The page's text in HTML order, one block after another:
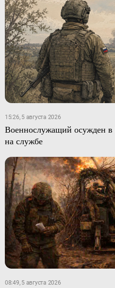
15:26, 5 августа 2026
Военнослужащий осужден в
на службе
08:49, 5 августа 2026